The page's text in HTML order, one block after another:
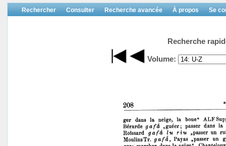
Rechercher Consulter Recherche avancée À propos Se
Recherche
Volume: